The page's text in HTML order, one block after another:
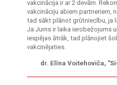
vakcinācija ir ar 2 devām.
vakcināciju abiem partneriem,
tad sākt plānot grūtniecību, ja
Ja Jums ir laika ierobežojums
iespējas ātrāk, tad plānojiet
vakcinējaties.
dr. Elīna Voitehoviča,